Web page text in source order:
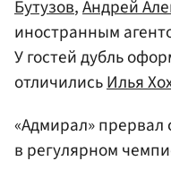
Бутузов,Андрей
иностранным
У гостей дубль
отличилисьИлья
«Адмирал»
в регулярном